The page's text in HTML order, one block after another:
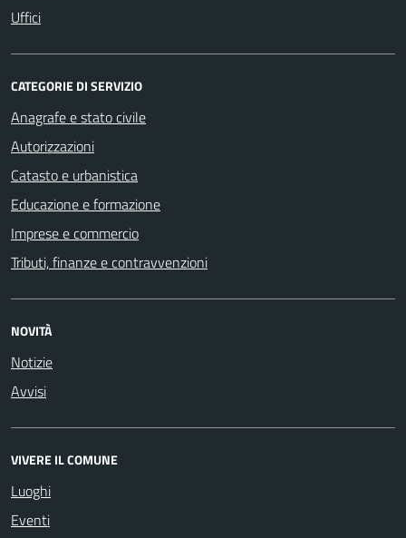
Uffici
CATEGORIE DI SERVIZIO
Anagrafe e stato civile
Autorizzazioni
Catasto e urbanistica
Educazione e formazione
Imprese e commercio
Tributi, finanze e contravvenzioni
NOVITÀ
Notizie
Avvisi
VIVERE IL COMUNE
Luoghi
Eventi